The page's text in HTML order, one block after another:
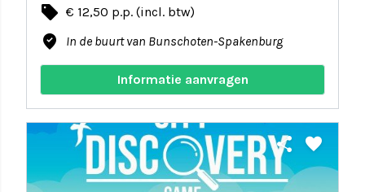
local_offer € 12,50 p.p. (incl. btw)
where_to_vote In de buurt van Bunschoten-Spakenburg
Informatie aanvragen
share favorite